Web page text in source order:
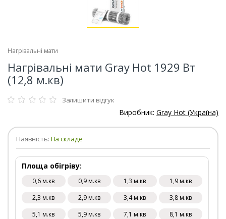
Нагрівальні мати
Нагрівальні мати Gray Hot 1929 Вт
(12,8 м.кв)
Залишити відгук
Виробник: Gray Hot (Україна)
Наявність: На складе
Площа обігріву:
0,6 м.кв 0,9 м.кв 1,3 м.кв
1,9 м.кв
2,3 м.кв
2,9 м.кв 3,4 м.кв
3,8 м.кв
5,1 м.кв
5,9 м.кв 7,1 м.кв
8,1 м.кв